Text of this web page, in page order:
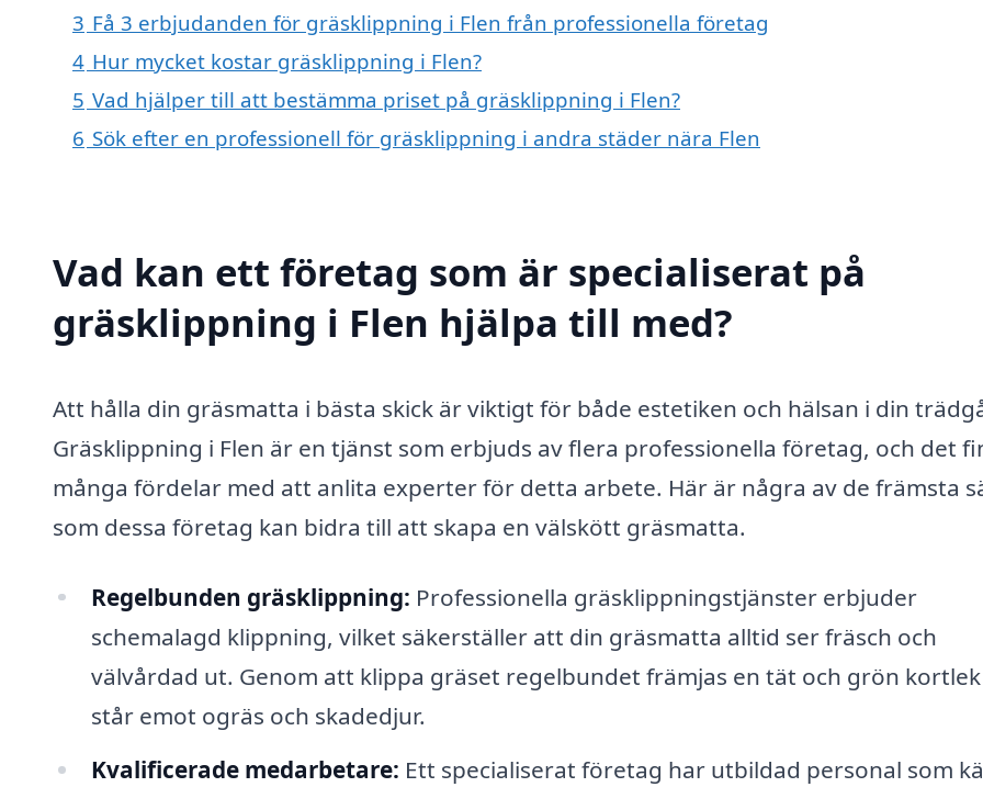
3 Få 3 erbjudanden för gräsklippning i Flen från professionella företag
4 Hur mycket kostar gräsklippning i Flen?
5 Vad hjälper till att bestämma priset på gräsklippning i Flen?
6 Sök efter en professionell för gräsklippning i andra städer nära Flen
Vad kan ett företag som är specialiserat på
gräsklippning i Flen hjälpa till med?
Att hålla din gräsmatta i bästa skick är viktigt för både estetiken och hälsan i din
Gräsklippning i Flen är en tjänst som erbjuds av flera professionella företag, och det
många fördelar med att anlita experter för detta arbete. Här är några av de främsta
som dessa företag kan bidra till att skapa en välskött gräsmatta.
Regelbunden gräsklippning: Professionella gräsklippningstjänster erbjuder
schemalagd klippning, vilket säkerställer att din gräsmatta alltid ser fräsch och
välvårdad ut. Genom att klippa gräset regelbundet främjas en tät och grön
står emot ogräs och skadedjur.
Kvalificerade medarbetare: Ett specialiserat företag har utbildad personal som